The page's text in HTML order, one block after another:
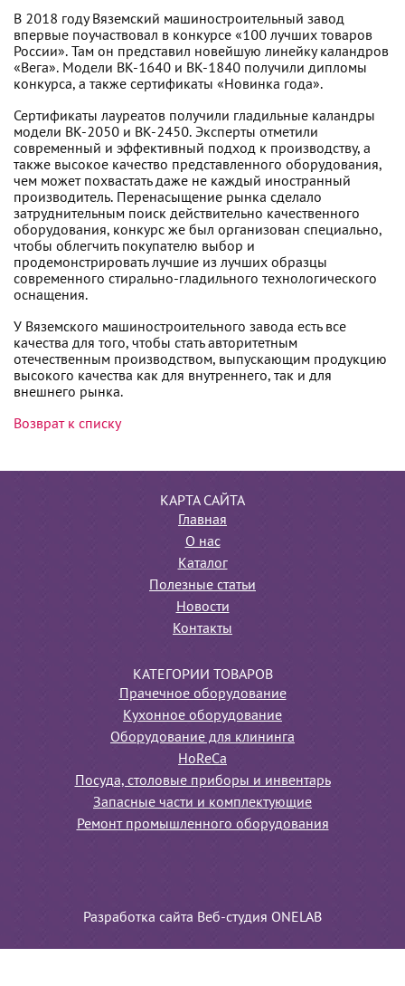
В 2018 году Вяземский машиностроительный завод
впервые поучаствовал в конкурсе «100 лучших товаров
России». Там он представил новейшую линейку каландров
«Вега». Модели ВК-1640 и ВК-1840 получили дипломы
конкурса, а также сертификаты «Новинка года».
Сертификаты лауреатов получили гладильные каландры
модели ВК-2050 и ВК-2450. Эксперты отметили
современный и эффективный подход к производству, а
также высокое качество представленного оборудования,
чем может похвастать даже не каждый иностранный
производитель. Перенасыщение рынка сделало
затруднительным поиск действительно качественного
оборудования, конкурс же был организован специально,
чтобы облегчить покупателю выбор и
продемонстрировать лучшие из лучших образцы
современного стирально-гладильного технологического
оснащения.
У Вяземского машиностроительного завода есть все
качества для того, чтобы стать авторитетным
отечественным производством, выпускающим продукцию
высокого качества как для внутреннего, так и для
внешнего рынка.
Возврат к списку
КАРТА САЙТА
Главная
О нас
Каталог
Полезные статьи
Новости
Контакты
КАТЕГОРИИ ТОВАРОВ
Прачечное оборудование
Кухонное оборудование
Оборудование для клининга
HoReCa
Посуда, столовые приборы и инвентарь
Запасные части и комплектующие
Ремонт промышленного оборудования
Разработка сайта Веб-студия ONELAB